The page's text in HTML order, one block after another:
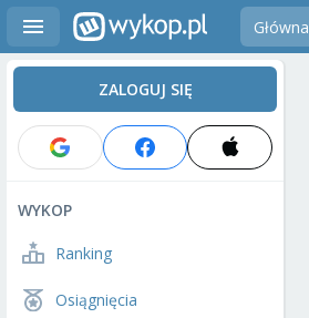
Główna
ZALOGUJ SIĘ
WYKOP
Ranking
Osiągnięcia